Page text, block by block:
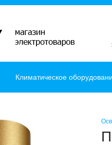
Климатическое